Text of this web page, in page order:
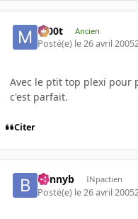
m00t Ancien
Posté(e) le 26 avril 2005
Avec le ptit top plexi pour
c'est parfait.
Citer
bennyb INpactien
Posté(e) le 26 avril 2005